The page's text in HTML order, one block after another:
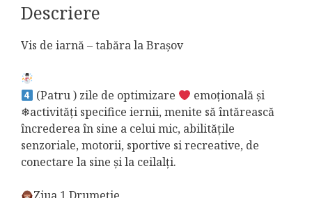
Descriere
Vis de iarnă – tabăra la Brașov
(Patru ) zile de optimizare
emoțională și
❄activități specifice iernii, menite să întărească
încrederea în sine a celui mic, abilitățile
senzoriale, motorii, sportive si recreative, de
conectare la sine și la ceilalți.